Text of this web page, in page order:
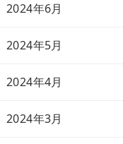
2024年6月
2024年5月
2024年4月
2024年3月